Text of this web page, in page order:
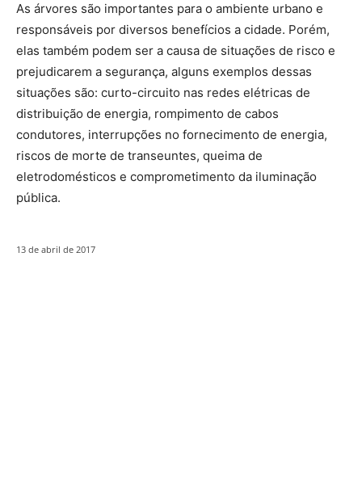
As árvores são importantes para o ambiente urbano e
responsáveis por diversos benefícios a cidade. Porém,
elas também podem ser a causa de situações de risco e
prejudicarem a segurança, alguns exemplos dessas
situações são: curto-circuito nas redes elétricas de
distribuição de energia, rompimento de cabos
condutores, interrupções no fornecimento de energia,
riscos de morte de transeuntes, queima de
eletrodomésticos e comprometimento da iluminação
pública.
13 de abril de 2017